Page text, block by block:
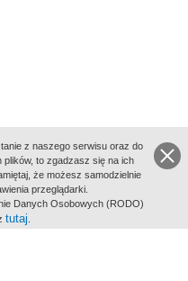
z naszego serwisu oraz do
to zgadzasz się na ich
że możesz samodzielnie
przeglądarki.
Danych Osobowych (RODO)
tutaj